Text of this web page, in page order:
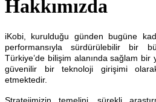
Hakkımızda
iKobi, kurulduğu günden bugüne
performansıyla sürdürülebilir bir
Türkiye’de bilişim alanında sağlam
güvenilir bir teknoloji girişimi
etmektedir.